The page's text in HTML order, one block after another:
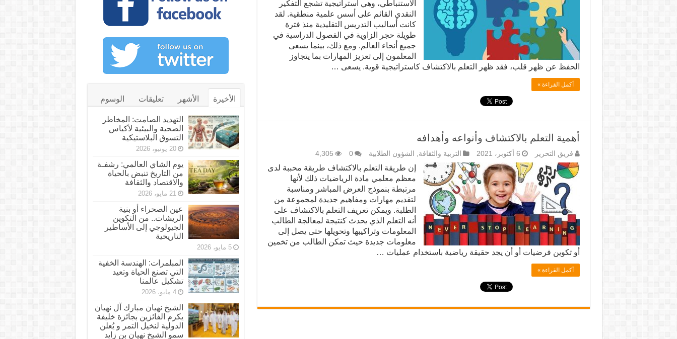
الاستنباطي، وهي استراتيجية تشجع التفكير
النقدي القائم على أسس علمية منطقية. لقد
كانت أساليب التدريس التقليدية منذ فترة
طويلة حجر الزاوية في الفصول الدراسية في
جميع أنحاء العالم. ومع ذلك، بينما يسعى
المعلمون إلى تعزيز المهارات بما يتجاوز
الحفظ عن ظهر قلب، فقد ظهر التعلم بالاكتشاف كاستراتيجية قوية. يسعى …
أكمل القراءة »
أهمية التعلم بالاكتشاف وأنواعه وأهدافه
فريق التحرير 6 أكتوبر، 2021 التربية والثقافة, الشؤون الطلابية 0
4,305
إن طريقة التعلم بالاكتشاف طريقة محببة لدى
معظم معلمي مادة الرياضيات ذلك لأنها
مرتبطة بنموذج العرض المباشر ومناسبة
لتقديم مهارات ومفاهيم جديدة لمجموعة من
الطلبة. ويمكن تعريف التعلم بالاكتشاف على
أنه التعلم الذي يحدث كنتيجة لمعالجة الطالب
المعلومات وتراكيبها وتحويلها حتى يصل إلى
معلومات جديدة حيث تمكن الطالب من تخمين
أو تكوين فرضيات أو أن يجد حقيقة رياضية باستخدام عمليات …
أكمل القراءة »
الأخيرة الأشهر تعليقات الوسوم
التهديد الصامت: المخاطر
الصحية والبيئية لأكياس
التسوق البلاستيكية
20 يونيو، 2026
يوم الشاي العالمي: رشفـة
من التاريخ تنبض بالحياة
والاقتصاد والثقافة
21 مايو، 2026
عين الصحراء أو بنية
الريشات.. من التكوين
الجيولوجي إلى الأساطير
التاريخية
5 مايو، 2026
المبلمرات: الهندسة الخفية
التي تصنع الحياة وتعيد
تشكيل عالمنا
4 مايو، 2026
الشيخ نهيان مبارك آل نهيان
يكرم الفائزين بجائزة خليفة
الدولية لنخيل التمر و يُعلن
سمو الشيخ نهيان بن زايد